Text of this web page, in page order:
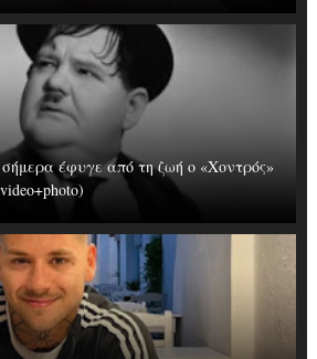
έφυγε από τη ζωή ο «Χοντρός»